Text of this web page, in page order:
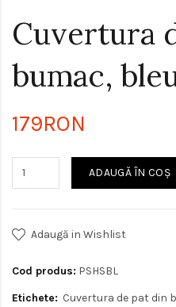
Cuvertura
bumac,
179RON
ADAUGĂ ÎN COŞ
Adaugă in Wishlist
Cod produs: PSHSBL
Etichete: Cuvertura de pat din